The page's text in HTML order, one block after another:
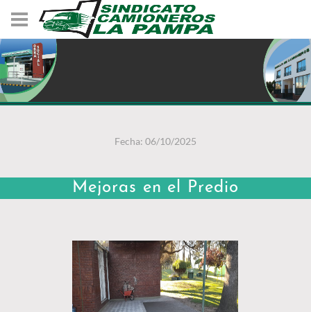
Fecha: 06/10/2025
Mejoras en el Predio